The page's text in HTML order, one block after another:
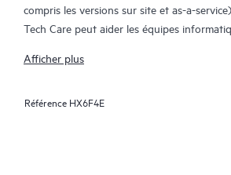
compris les versions sur site et as-a-
Tech Care peut aider les équipes
chercher proactivement de meilleures
Afficher plus
Référence HX6F4E